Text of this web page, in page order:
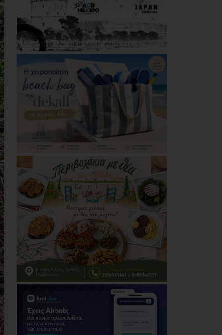
07/08/2026
Χάρης Δούκας: Η
καλύτερή μου να
κατέβει για δήμαρχος
ο Μπακογιάννης
07/08/2026
Κέντρο Υγείας Νέας
Μάκρης: Το
φυσικοθεραπευτήριο
πρόκειται να
επαναλειτουργήσει
Μάτι σε πολεοδομική
ομηρία: Οι περιουσίες
πάγωσαν – Οι
κάτοικοι
οργανώνονται
07/08/2026